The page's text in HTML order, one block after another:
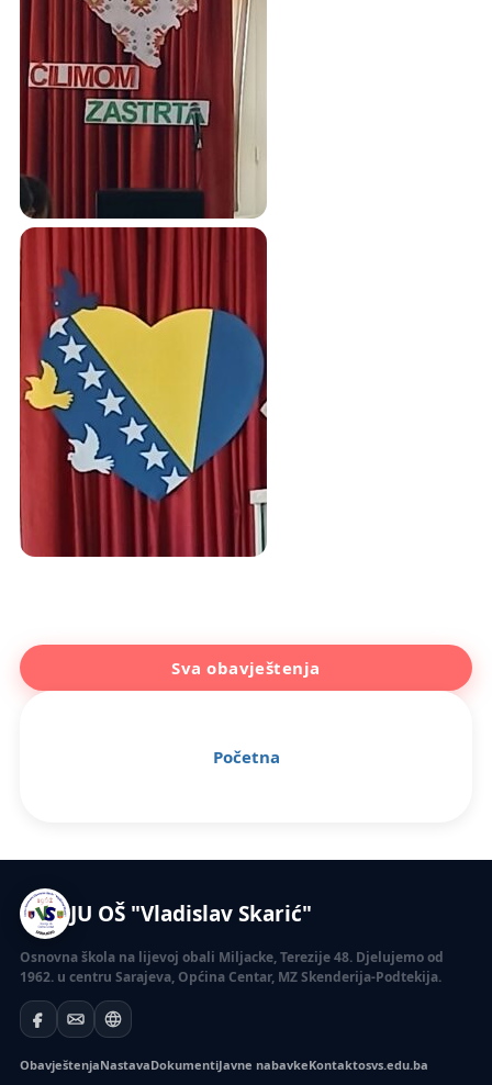
Sva obavještenja
Početna
JU OŠ "Vladislav Skarić"
Osnovna škola na lijevoj obali Miljacke, Terezije 48. Djelujemo od
1962. u centru Sarajeva, Općina Centar, MZ Skenderija-Podtekija.
ObavještenjaNastavaDokumentiJavne nabavkeKontaktosvs.edu.ba